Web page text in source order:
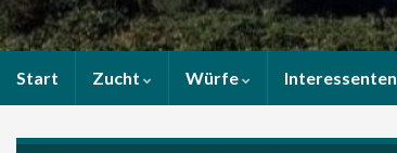
Start Zucht Würfe Interessenten